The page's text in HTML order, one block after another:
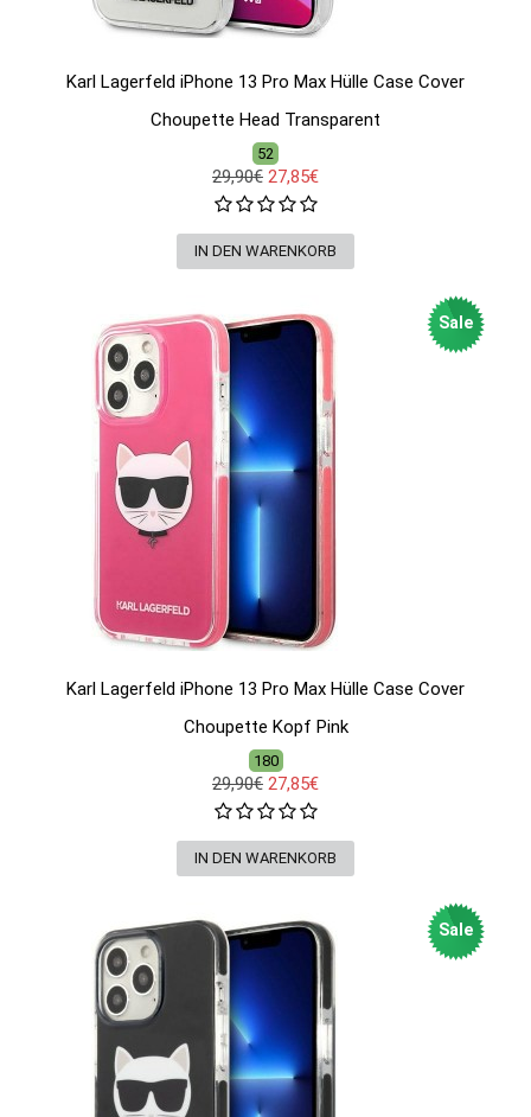
Karl Lagerfeld iPhone 13 Pro Max Hülle Case Cover
Choupette Head Transparent
52
29,90€ 27,85€
Sale
Karl Lagerfeld iPhone 13 Pro Max Hülle Case Cover
Choupette Kopf Pink
180
29,90€ 27,85€
Sale